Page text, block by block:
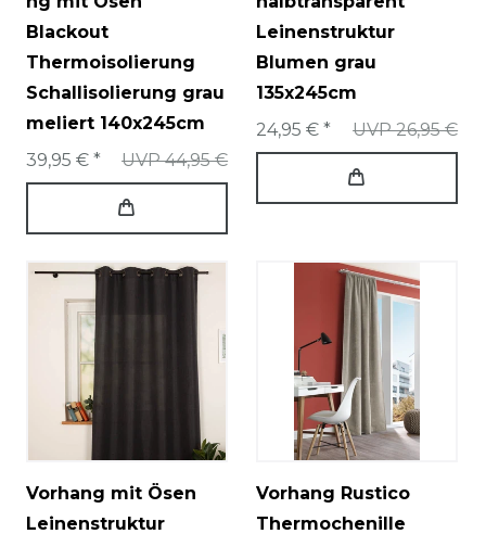
Blackout
Thermoisolierung
Schallisolierung grau
meliert 140x245cm
UVP 44,95 €
39,95 € *
Leinenstruktur
Blumen grau
135x245cm
UVP 26,95 €
24,95 € *
Vorhang mit Ösen
Leinenstruktur
Vorhang Rustico
Thermochenille